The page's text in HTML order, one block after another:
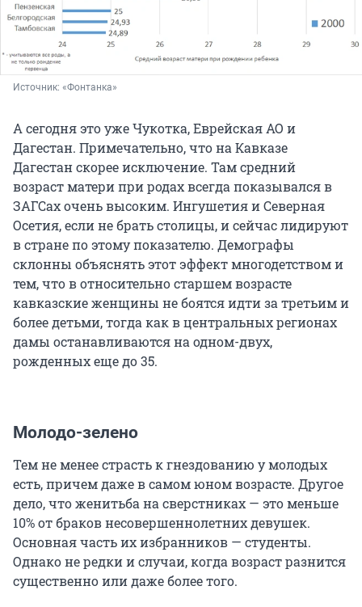
Источник: «Фонтанка»
А сегодня это уже Чукотка, Еврейская АО и
Дагестан. Примечательно, что на Кавказе
Дагестан скорее исключение. Там средний
возраст матери при родах всегда показывался в
ЗАГСах очень высоким. Ингушетия и Северная
Осетия, если не брать столицы, и сейчас лидируют
в стране по этому показателю. Демографы
склонны объяснять этот эффект многодетством и
тем, что в относительно старшем возрасте
кавказские женщины не боятся идти за третьим и
более детьми, тогда как в центральных регионах
дамы останавливаются на одном-двух,
рожденных еще до 35.
Молодо-зелено
Тем не менее страсть к гнездованию у молодых
есть, причем даже в самом юном возрасте. Другое
дело, что женитьба на сверстниках — это меньше
10% от браков несовершеннолетних девушек.
Основная часть их избранников — студенты.
Однако не редки и случаи, когда возраст разнится
существенно или даже более того.